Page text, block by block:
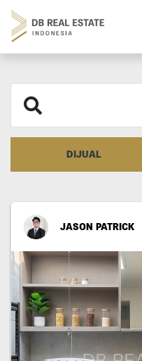
DIJUAL
JASON PATRICK